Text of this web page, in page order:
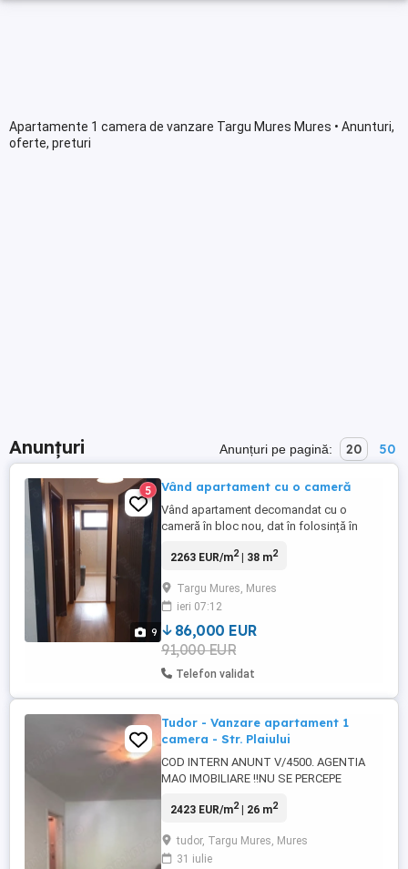
Apartamente 1 camera de vanzare Targu Mures Mures • Anunturi,
oferte, preturi
Anunțuri Anunțuri pe pagină: 20 50
9
5 Vând apartament cu o cameră
Vând apartament decomandat cu o
cameră în bloc nou, dat în folosință în
78 . ( lângă Bear King ). Construcție din
bazaltică. Tâmplărie termoizolantă din
aluminiu cu sticlă termopan. Parchet
laminat de 10 mm, granitogresie. ...
2263 EUR/m2| 38 m2
Targu Mures, Mures
ieri 07:12
86,000 EUR
91,000 EUR
Telefon validat
Tudor - Vanzare apartament 1
camera - Str. Plaiului
COD INTERN ANUNT V/4500. AGENTIA
MAO IMOBILIARE !!NU SE PERCEPE
Mao Imobiliare propune spre vanzare
o zona linistita, usor accesibila de catre
toate punctele de interes comun.
2423 EUR/m2| 26 m2
tudor, Targu Mures, Mures
31 iulie